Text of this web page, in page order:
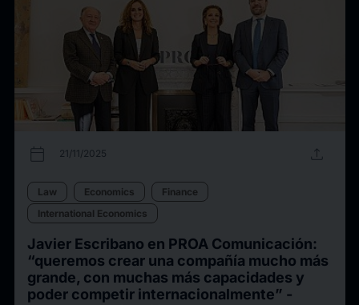
calendar_today 21/11/2025 upload
Law Economics
Finance
International Economics
Javier Escribano en PROA Comunicación:
“queremos crear una compañía mucho más
grande, con muchas más capacidades y
poder competir internacionalmente” -